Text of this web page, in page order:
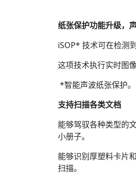
纸张保护功能升级，
iSOP* 技术可在检测
这项技术执行实时图
*智能声波纸张保护。
支持扫描各类文档
能够驾驭各种类型的
小册子。
能够识别厚塑料卡片
扫描。